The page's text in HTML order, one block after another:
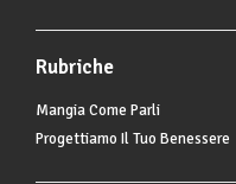
Rubriche
Mangia Come Parli
Progettiamo Il Tuo Benessere